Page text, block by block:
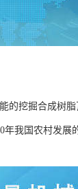
挖掘合成树
我国农村发